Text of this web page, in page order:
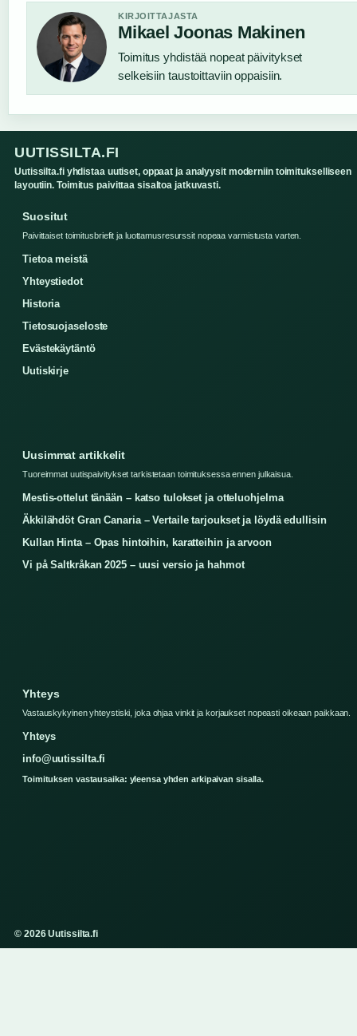
KIRJOITTAJASTA
Mikael Joonas Makinen
Toimitus yhdistää nopeat päivitykset
selkeisiin taustoittaviin oppaisiin.
UUTISSILTA.FI
Uutissilta.fi yhdistaa uutiset, oppaat ja analyysit moderniin toimitukselliseen
layoutiin. Toimitus paivittaa sisaltoa jatkuvasti.
Suositut
Paivittaiset toimitusbriefit ja luottamusresurssit nopeaa varmistusta varten.
Tietoa meistä
Yhteystiedot
Historia
Tietosuojaseloste
Evästekäytäntö
Uutiskirje
Uusimmat artikkelit
Tuoreimmat uutispaivitykset tarkistetaan toimituksessa ennen julkaisua.
Mestis-ottelut tänään – katso tulokset ja otteluohjelma
Äkkilähdöt Gran Canaria – Vertaile tarjoukset ja löydä edullisin
Kullan Hinta – Opas hintoihin, karatteihin ja arvoon
Vi på Saltkråkan 2025 – uusi versio ja hahmot
Yhteys
Vastauskykyinen yhteystiski, joka ohjaa vinkit ja korjaukset nopeasti oikeaan paikkaan.
Yhteys
info@uutissilta.fi
Toimituksen vastausaika: yleensa yhden arkipaivan sisalla.
© 2026 Uutissilta.fi